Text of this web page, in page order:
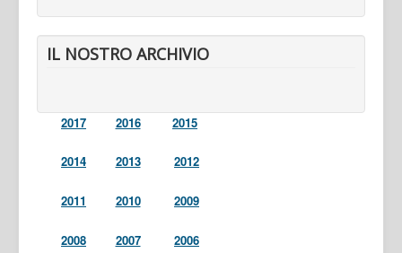
IL NOSTRO ARCHIVIO
2017 2016 2015
2014 2013 2012
2011 2010 2009
2008 2007 2006